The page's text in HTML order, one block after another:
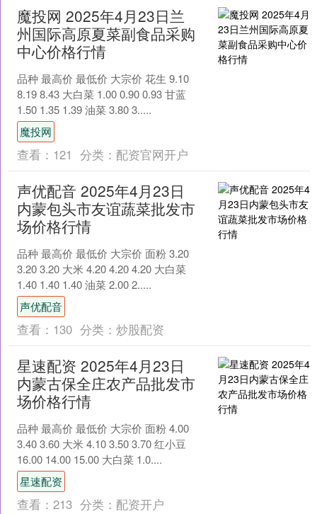
魔投网 2025年4月23日兰
州国际高原夏菜副食品采购
中心价格行情
品种 最高价 最低价 大宗价 花生 9.10
8.19 8.43 大白菜 1.00 0.90 0.93 甘蓝
1.50 1.35 1.39 油菜 3.80 3.....
魔投网
查看： 121 分类： 配资官网开户
声优配音 2025年4月23日
内蒙包头市友谊蔬菜批发市
场价格行情
品种 最高价 最低价 大宗价 面粉 3.20
3.20 3.20 大米 4.20 4.20 4.20 大白菜
1.40 1.40 1.40 油菜 2.00 2.....
声优配音
查看： 130 分类： 炒股配资
星速配资 2025年4月23日
内蒙古保全庄农产品批发市
场价格行情
品种 最高价 最低价 大宗价 面粉 4.00
3.40 3.60 大米 4.10 3.50 3.70 红小豆
16.00 14.00 15.00 大白菜 1.0....
星速配资
查看： 213 分类： 配资开户